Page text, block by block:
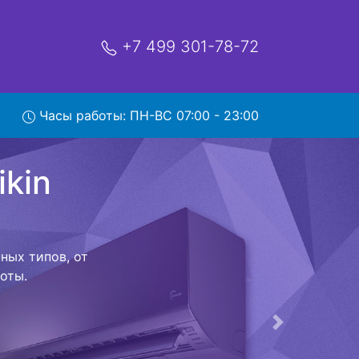
+7 499 301-78-72
Часы работы: ПН-ВС 07:00 - 23:00
с
которая
в
с
в сервисный
к работе
Следующая